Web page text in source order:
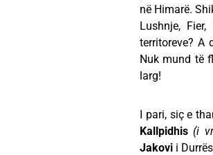
në Himarë.
Lushnje,
territoreve? A
Nuk mund të
larg!
I pari, siç e
Kallpidhis (i
Jakovi i